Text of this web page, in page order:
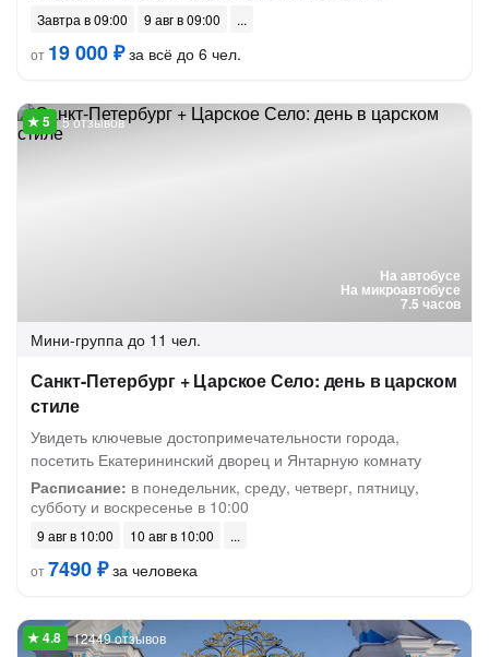
Завтра в 09:00
9 авг в 09:00
от 19 000 ₽за всё до 6 чел.
На автобусе
На микроавтобусе
7.5 часов
5 отзывов
Мини-группа до 11 чел.
Санкт-Петербург + Царское Село: день в царском
стиле
Увидеть ключевые достопримечательности города,
посетить Екатерининский дворец и Янтарную комнату
Расписание: в понедельник, среду, четверг, пятницу,
субботу и воскресенье в 10:00
9 авг в 10:00
10 авг в 10:00
от7490 ₽за человека
12449 отзывов